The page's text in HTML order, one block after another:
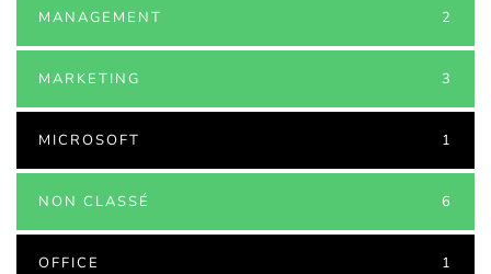
MANAGEMENT 2
MARKETING 3
MICROSOFT 1
NON CLASSÉ 6
OFFICE 1